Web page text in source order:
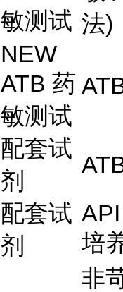
敏测试 法)
NEW
ATB 药
敏测试
配套试
剂
配套试
剂
培
非